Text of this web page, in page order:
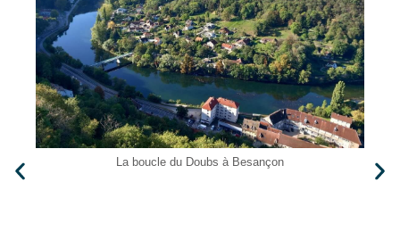
La boucle du Doubs à Besançon